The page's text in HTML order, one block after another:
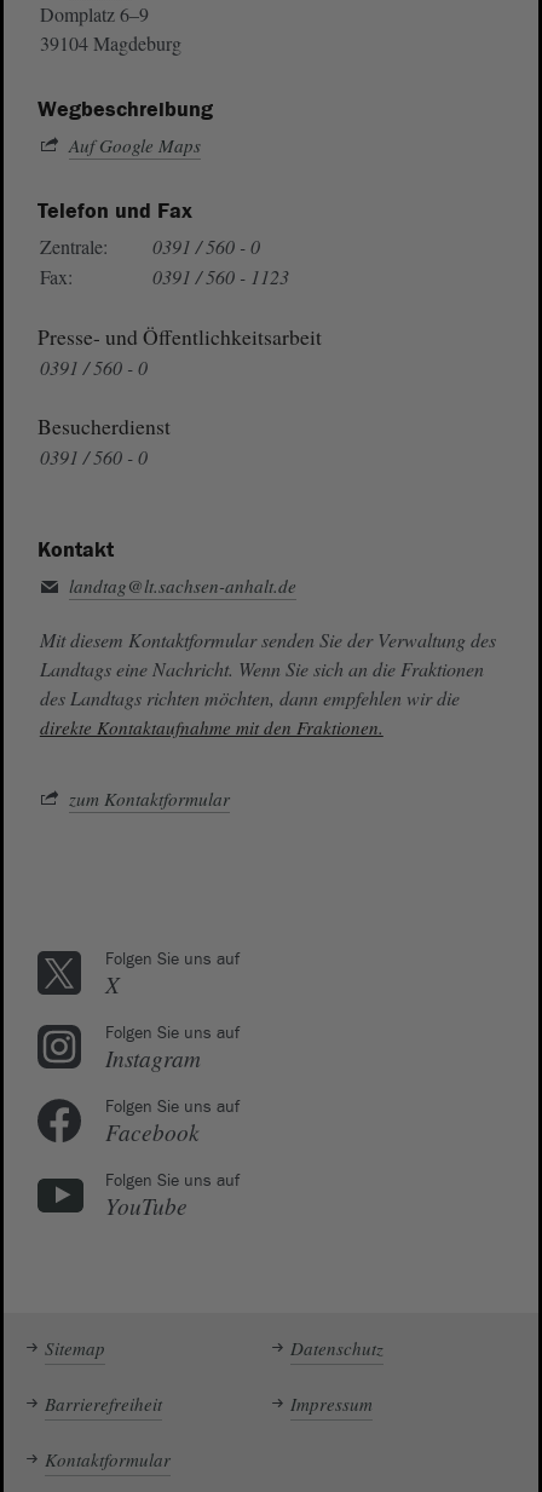
Domplatz 6–9
39104 Magdeburg
Wegbeschreibung
Auf Google Maps
Telefon und Fax
Zentrale:
0391 / 560 - 0
Fax:
0391 / 560 - 1123
Presse- und Öffentlichkeitsarbeit
0391 / 560 - 0
Besucherdienst
0391 / 560 - 0
Kontakt
landtag@lt.sachsen-anhalt.de
Mit diesem Kontaktformular senden Sie der Verwaltung des
Landtags eine Nachricht. Wenn Sie sich an die Fraktionen
des Landtags richten möchten, dann empfehlen wir die
direkte Kontaktaufnahme mit den Fraktionen.
zum Kontaktformular
Folgen Sie uns auf
X
Folgen Sie uns auf
Instagram
Folgen Sie uns auf
Facebook
Folgen Sie uns auf
YouTube
Sitemap Datenschutz
Barrierefreiheit Impressum
Kontaktformular